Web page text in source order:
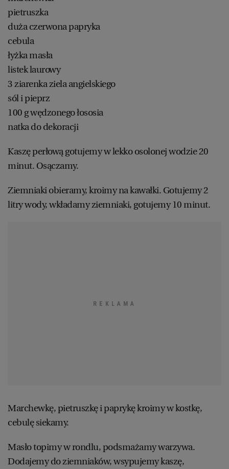
pietruszka
duża czerwona papryka
cebula
łyżka masła
listek laurowy
3 ziarenka ziela angielskiego
sól i pieprz
100 g wędzonego łososia
natka do dekoracji
Kaszę perłową gotujemy w lekko osolonej wodzie 20
minut. Osączamy.
Ziemniaki obieramy, kroimy na kawałki. Gotujemy 2
litry wody, wkładamy ziemniaki, gotujemy 10 minut.
Marchewkę, pietruszkę i paprykę kroimy w kostkę,
cebulę siekamy.
Masło topimy w rondlu, podsmażamy warzywa.
Dodajemy do ziemniaków, wsypujemy kaszę,